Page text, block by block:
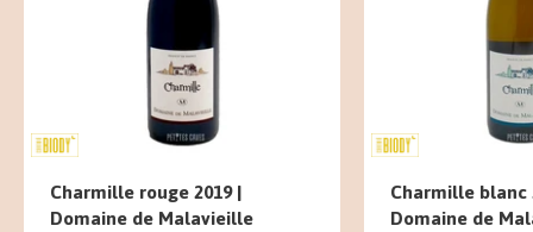
Charmille rouge 2019 |
Domaine de Malavieille
Charmille blanc
Domaine de